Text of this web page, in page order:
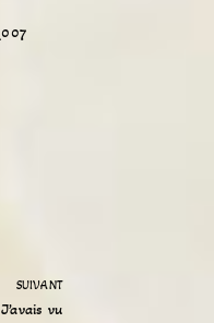
SUIVANT
J’avais vu